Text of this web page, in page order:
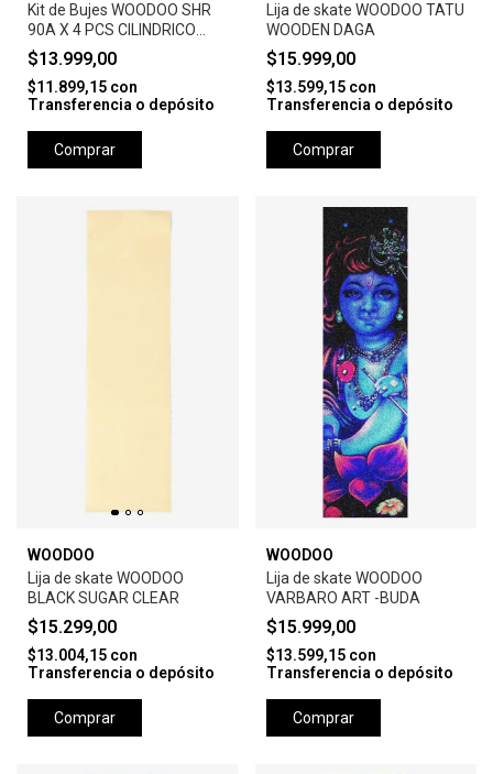
Kit de Bujes WOODOO SHR
90A X 4 PCS CILINDRICO
BLISTER -WHITE
$13.999,00
$11.899,15 con
Transferencia o depósito
Comprar
Lija de skate WOODOO TATU
WOODEN DAGA
$15.999,00
$13.599,15 con
Transferencia o depósito
Comprar
WOODOO
Lija de skate WOODOO
BLACK SUGAR CLEAR
$15.299,00
$13.004,15 con
Transferencia o depósito
Comprar
WOODOO
Lija de skate WOODOO
VARBARO ART -BUDA
$15.999,00
$13.599,15 con
Transferencia o depósito
Comprar